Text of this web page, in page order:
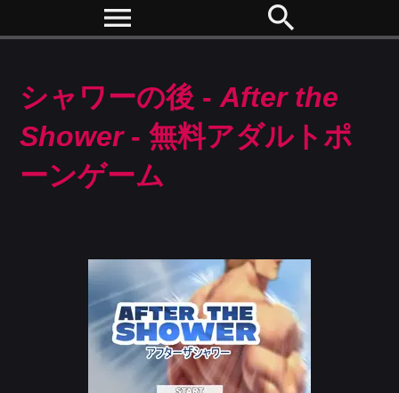
menu search
シャワーの後 -After the
Shower- 無料アダルトポ
ーンゲーム